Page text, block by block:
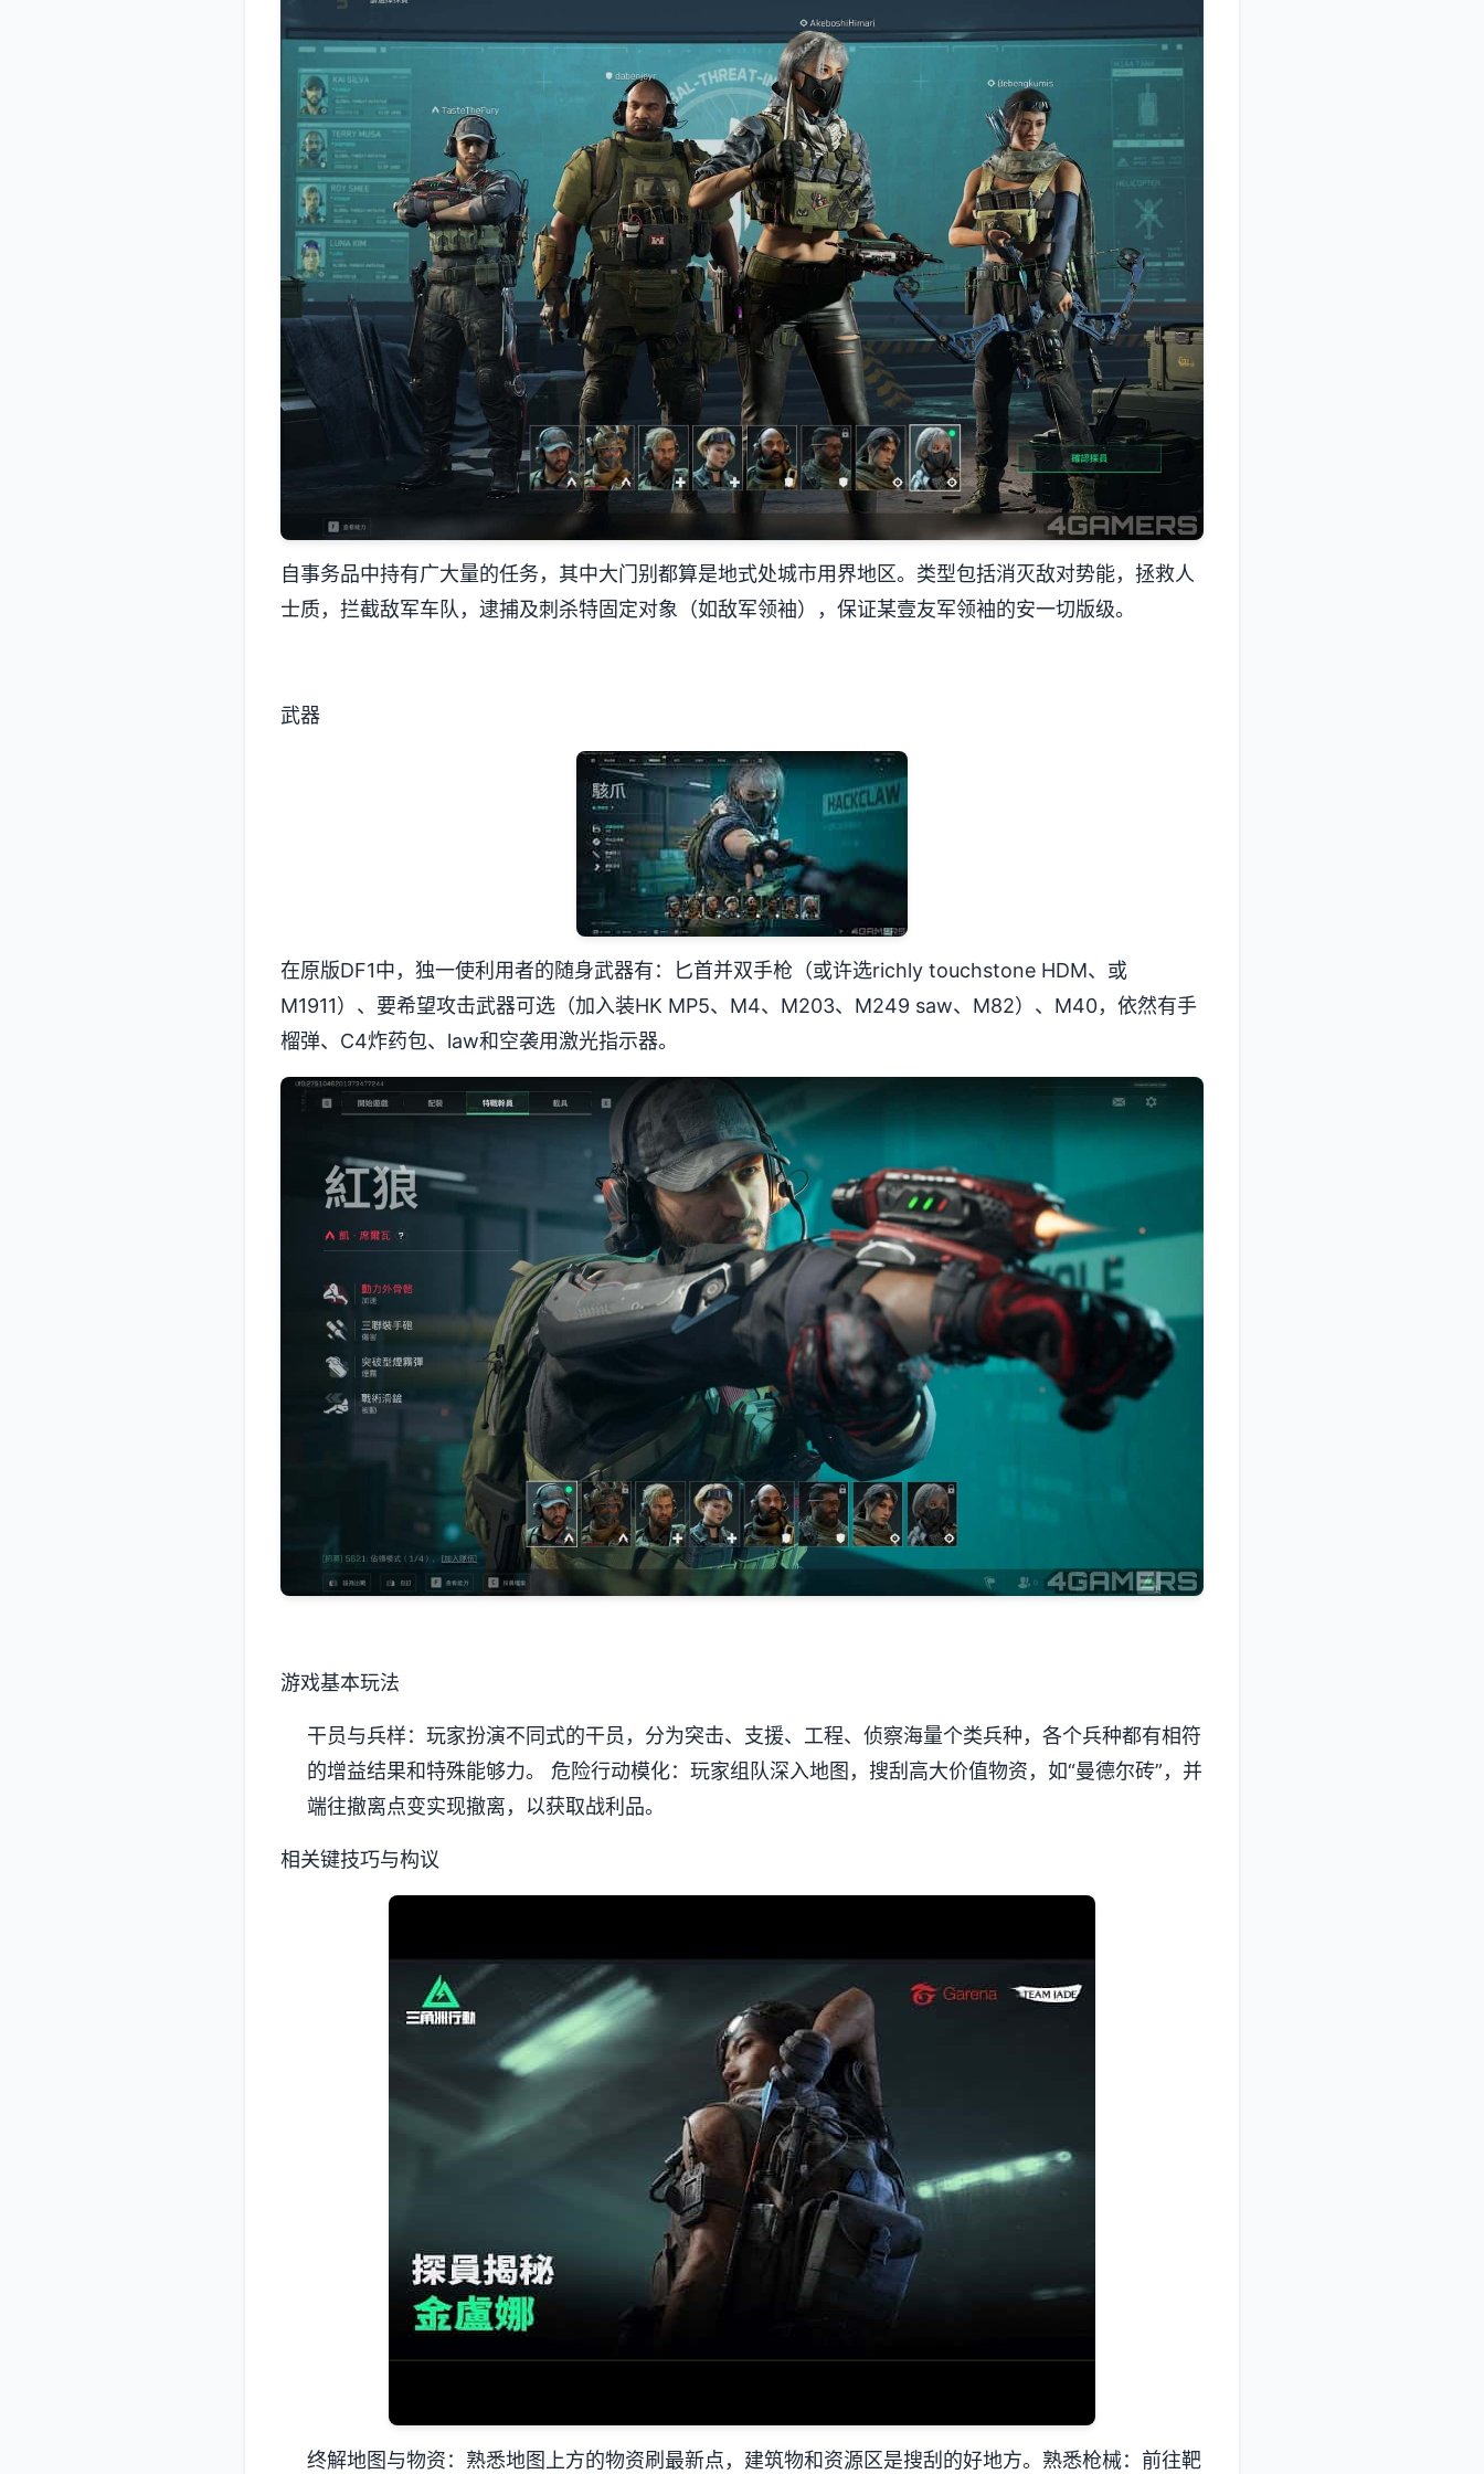
自事务品中持有广大量的任务，其中大门别都算是地式处城市用界地区。类型包括消灭敌对势能，拯救人
士质，拦截敌军车队，逮捕及刺杀特固定对象（如敌军领袖），保证某壹友军领袖的安一切版级。
武器
在原版DF1中，独一使利用者的随身武器有：匕首并双手枪（或许选richly touchstone HDM、或
M1911）、要希望攻击武器可选（加入装HK MP5、M4、M203、M249 saw、M82）、M40，依然有手
榴弹、C4炸药包、law和空袭用激光指示器。
游戏基本玩法
干员与兵样：玩家扮演不同式的干员，分为突击、支援、工程、侦察海量个类兵种，各个兵种都有相符
的增益结果和特殊能够力。
危险行动模化：玩家组队深入地图，搜刮高大价值物资，如“曼德尔砖”，并
端往撤离点变实现撤离，以获取战利品。
相关键技巧与构议
终解地图与物资：熟悉地图上方的物资刷最新点，建筑物和资源区是搜刮的好地方。 熟悉枪械：前往靶